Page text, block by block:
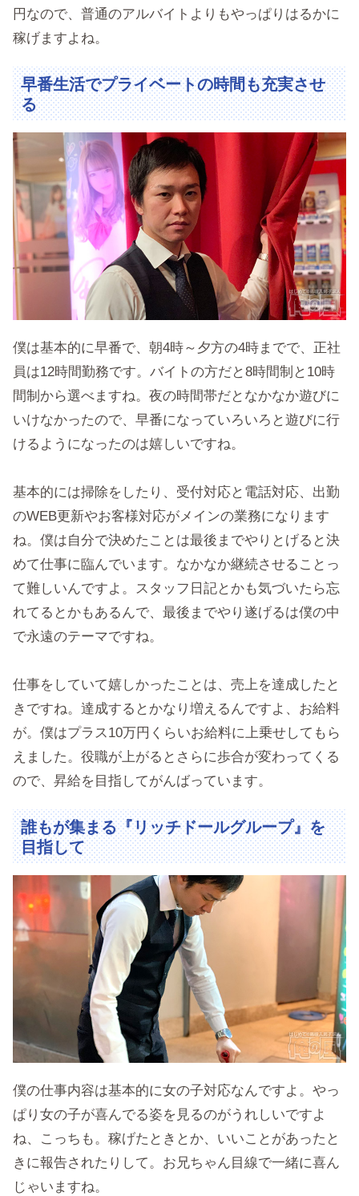
円なので、普通のアルバイトよりもやっぱりはるかに
稼げますよね。
早番生活でプライベートの時間も充実させ
る
僕は基本的に早番で、朝4時～夕方の4時までで、正社
員は12時間勤務です。バイトの方だと8時間制と10時
間制から選べますね。夜の時間帯だとなかなか遊びに
いけなかったので、早番になっていろいろと遊びに行
けるようになったのは嬉しいですね。
基本的には掃除をしたり、受付対応と電話対応、出勤
のWEB更新やお客様対応がメインの業務になります
ね。僕は自分で決めたことは最後までやりとげると決
めて仕事に臨んでいます。なかなか継続させることっ
て難しいんですよ。スタッフ日記とかも気づいたら忘
れてるとかもあるんで、最後までやり遂げるは僕の中
で永遠のテーマですね。
仕事をしていて嬉しかったことは、売上を達成したと
きですね。達成するとかなり増えるんですよ、お給料
が。僕はプラス10万円くらいお給料に上乗せしてもら
えました。役職が上がるとさらに歩合が変わってくる
ので、昇給を目指してがんばっています。
誰もが集まる『リッチドールグループ』を
目指して
僕の仕事内容は基本的に女の子対応なんですよ。やっ
ぱり女の子が喜んでる姿を見るのがうれしいですよ
ね、こっちも。稼げたときとか、いいことがあったと
きに報告されたりして。お兄ちゃん目線で一緒に喜ん
じゃいますね。